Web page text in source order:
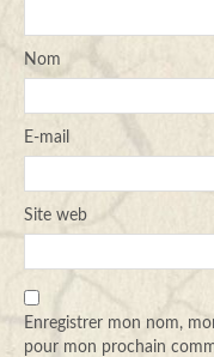
Nom
E-mail
Site web
Enregistrer mon nom,
pour mon prochain